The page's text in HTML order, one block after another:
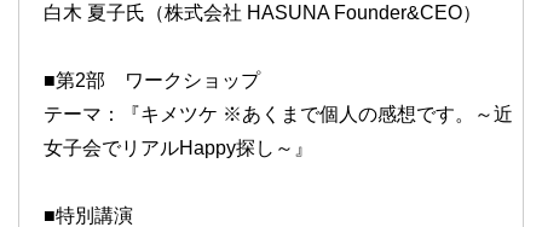
白木 夏子氏（株式会社 HASUNA Founder&CEO）
■第2部 ワークショップ
テーマ：『キメツケ ※あくまで個人の感想です。～近
女子会でリアルHappy探し～』
■特別講演